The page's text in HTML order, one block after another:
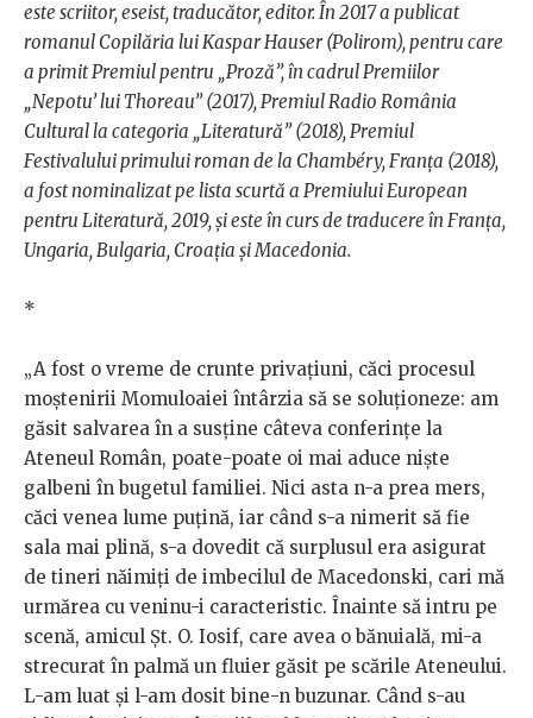
este scriitor, eseist, traducător, editor. În 2017 a publicat
romanul Copilăria lui Kaspar Hauser (Polirom), pentru care
a primit Premiul pentru „Proză”, în cadrul Premiilor
„Nepotu’ lui Thoreau” (2017), Premiul Radio România
Cultural la categoria „Literatură” (2018), Premiul
Festivalului primului roman de la Chambéry, Franţa (2018),
a fost nominalizat pe lista scurtă a Premiului European
pentru Literatură, 2019, şi este în curs de traducere în Franţa,
Ungaria, Bulgaria, Croaţia şi Macedonia.
*
„A fost o vreme de crunte privațiuni, căci procesul
moștenirii Momuloaiei întârzia să se soluționeze: am
găsit salvarea în a susține câteva conferințe la
Ateneul Român, poate-poate oi mai aduce niște
galbeni în bugetul familiei. Nici asta n-a prea mers,
căci venea lume puțină, iar când s-a nimerit să fie
sala mai plină, s-a dovedit că surplusul era asigurat
de tineri năimiți de imbecilul de Macedonski, cari mă
urmărea cu veninu-i caracteristic. Înainte să intru pe
scenă, amicul Șt. O. Iosif, care avea o bănuială, mi-a
strecurat în palmă un fluier găsit pe scările Ateneului.
L-am luat și l-am dosit bine-n buzunar. Când s-au